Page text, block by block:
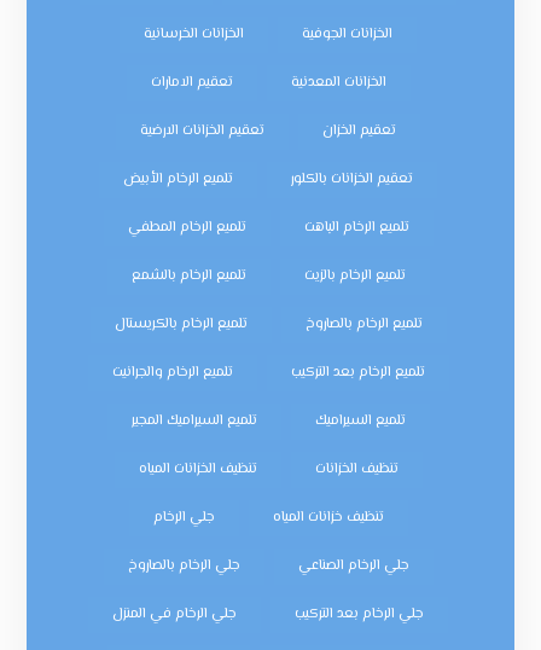
الخزانات الجوفية الخزانات الخرسانية
الخزانات المعدنية تعقيم الامارات
تعقيم الخزان تعقيم الخزانات الارضية
تعقيم الخزانات بالكلور تلميع الرخام الأبيض
تلميع الرخام الباهت تلميع الرخام المطفي
تلميع الرخام بالزيت تلميع الرخام بالشمع
تلميع الرخام بالصاروخ تلميع الرخام بالكريستال
تلميع الرخام بعد التركيب تلميع الرخام والجرانيت
تلميع السيراميك تلميع السيراميك المجير
تنظيف الخزانات تنظيف الخزانات المياه
تنظيف خزانات المياه جلي الرخام
جلي الرخام الصناعي جلي الرخام بالصاروخ
جلي الرخام بعد التركيب جلي الرخام في المنزل